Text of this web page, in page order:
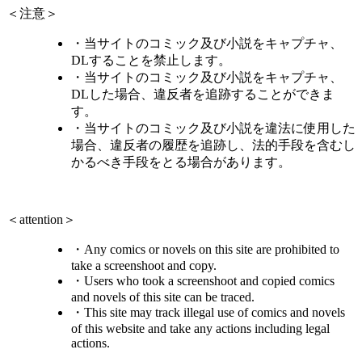
＜注意＞
・当サイトのコミック及び小説をキャプチャ、
DLすることを禁止します。
・当サイトのコミック及び小説をキャプチャ、
DLした場合、違反者を追跡することができま
す。
・当サイトのコミック及び小説を違法に使用した
場合、違反者の履歴を追跡し、法的手段を含むし
かるべき手段をとる場合があります。
＜attention＞
・Any comics or novels on this site are prohibited to
take a screenshoot and copy.
・Users who took a screenshoot and copied comics
and novels of this site can be traced.
・This site may track illegal use of comics and novels
of this website and take any actions including legal
actions.